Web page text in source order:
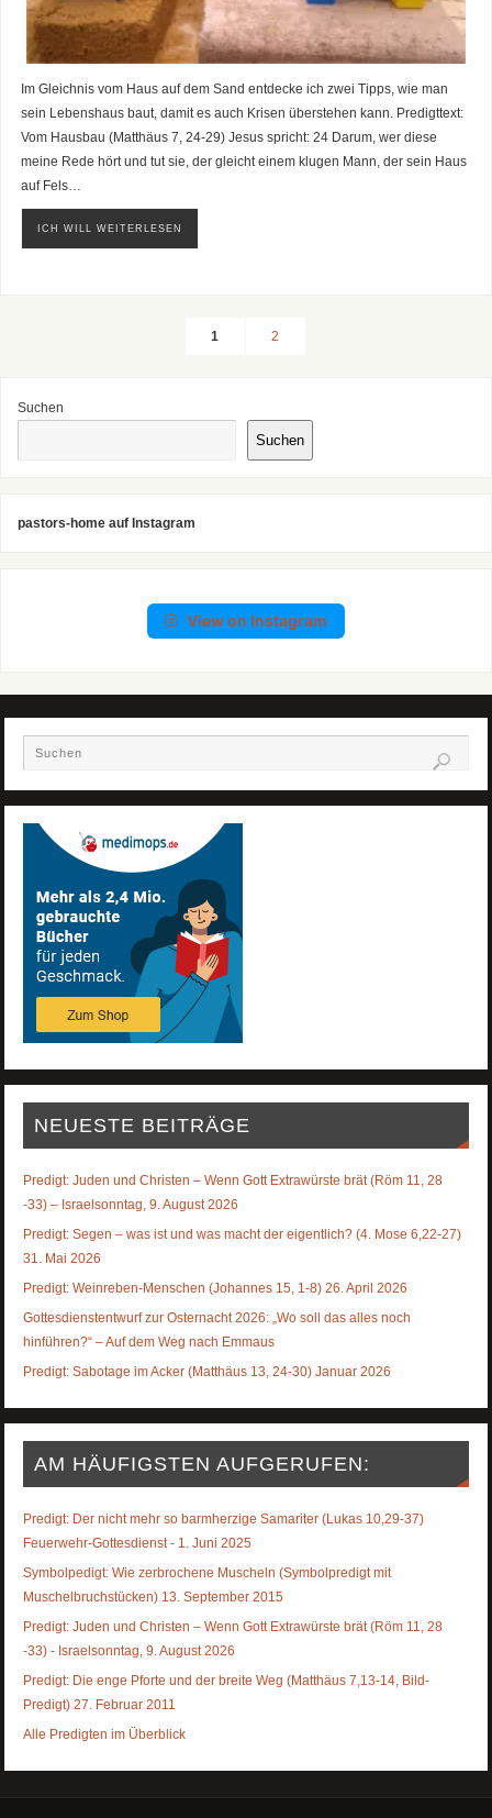
Im Gleichnis vom Haus auf dem Sand entdecke ich zwei Tipps, wie man
sein Lebenshaus baut, damit es auch Krisen überstehen kann. Predigttext:
Vom Hausbau (Matthäus 7, 24-29) Jesus spricht: 24 Darum, wer diese
meine Rede hört und tut sie, der gleicht einem klugen Mann, der sein Haus
auf Fels…
ICH WILL WEITERLESEN
1 2
Suchen
Suchen
pastors-home auf Instagram
View on Instagram
NEUESTE BEITRÄGE
Predigt: Juden und Christen – Wenn Gott Extrawürste brät (Röm 11, 28
-33) – Israelsonntag, 9. August 2026
Predigt: Segen – was ist und was macht der eigentlich? (4. Mose 6,22-27)
31. Mai 2026
Predigt: Weinreben-Menschen (Johannes 15, 1-8) 26. April 2026
Gottesdienstentwurf zur Osternacht 2026: „Wo soll das alles noch
hinführen?“ – Auf dem Weg nach Emmaus
Predigt: Sabotage im Acker (Matthäus 13, 24-30) Januar 2026
AM HÄUFIGSTEN AUFGERUFEN:
Predigt: Der nicht mehr so barmherzige Samariter (Lukas 10,29-37)
Feuerwehr-Gottesdienst - 1. Juni 2025
Symbolpedigt: Wie zerbrochene Muscheln (Symbolpredigt mit
Muschelbruchstücken) 13. September 2015
Predigt: Juden und Christen – Wenn Gott Extrawürste brät (Röm 11, 28
-33) - Israelsonntag, 9. August 2026
Predigt: Die enge Pforte und der breite Weg (Matthäus 7,13-14, Bild-
Predigt) 27. Februar 2011
Alle Predigten im Überblick